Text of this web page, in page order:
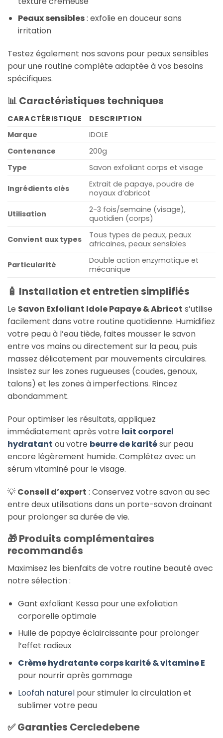
Peaux sensibles: exfolie en douceur sans
irritation
Testez également nos savons pour peaux sensibles
pour une routine complète adaptée à vos besoins
spécifiques.
📊 Caractéristiques techniques
CARACTÉRISTIQUE
DESCRIPTION
Marque
IDOLE
Contenance
200g
Type
Savon exfoliant corps et visage
Ingrédients clés
Extrait de papaye, poudre de
noyaux d’abricot
Utilisation
2-3 fois/semaine (visage),
quotidien (corps)
Convient aux types
Tous types de peaux, peaux
africaines, peaux sensibles
Particularité
Double action enzymatique et
mécanique
🧴 Installation et entretien simplifiés
Le Savon Exfoliant Idole Papaye & Abricot s’utilise
facilement dans votre routine quotidienne. Humidifiez
votre peau à l’eau tiède, faites mousser le savon
entre vos mains ou directement sur la peau, puis
massez délicatement par mouvements circulaires.
Insistez sur les zones rugueuses (coudes, genoux,
talons) et les zones à imperfections. Rincez
abondamment.
Pour optimiser les résultats, appliquez
immédiatement après votre lait corporel
hydratant ou votre beurre de karitésur peau
encore légèrement humide. Complétez avec un
sérum vitaminé pour le visage.
💡 Conseil d’expert : Conservez votre savon au sec
entre deux utilisations dans un porte-savon drainant
pour prolonger sa durée de vie.
🎁 Produits complémentaires
recommandés
Maximisez les bienfaits de votre routine beauté avec
notre sélection :
Gant exfoliant Kessa pour une exfoliation
corporelle optimale
Huile de papaye éclaircissante pour prolonger
l’effet radieux
Crème hydratante corps karité & vitamine E
pour nourrir après gommage
Loofah naturelpour stimuler la circulation et
sublimer votre peau
✅ Garanties Cercledebene